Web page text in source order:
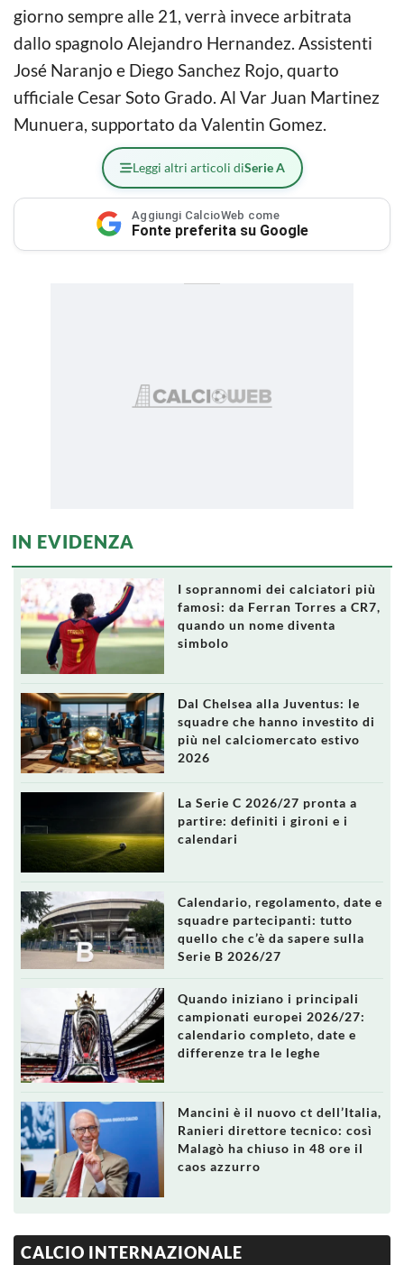
giorno sempre alle 21, verrà invece arbitrata
dallo spagnolo Alejandro Hernandez. Assistenti
José Naranjo e Diego Sanchez Rojo, quarto
ufficiale Cesar Soto Grado. Al Var Juan Martinez
Munuera, supportato da Valentin Gomez.
Leggi altri articoli diSerie A
Aggiungi CalcioWeb come
Fonte preferita su Google
IN EVIDENZA
I soprannomi dei calciatori più
famosi: da Ferran Torres a CR7,
quando un nome diventa
simbolo
Dal Chelsea alla Juventus: le
squadre che hanno investito di
più nel calciomercato estivo
2026
La Serie C 2026/27 pronta a
partire: definiti i gironi e i
calendari
Calendario, regolamento, date e
squadre partecipanti: tutto
quello che c’è da sapere sulla
Serie B 2026/27
Quando iniziano i principali
campionati europei 2026/27:
calendario completo, date e
differenze tra le leghe
Mancini è il nuovo ct dell’Italia,
Ranieri direttore tecnico: così
Malagò ha chiuso in 48 ore il
caos azzurro
CALCIO INTERNAZIONALE